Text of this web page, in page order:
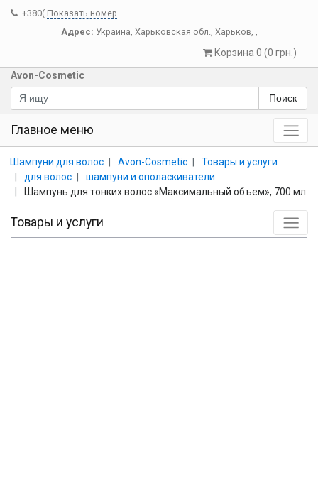
+380( Показать номер
Адрес: Украина, Харьковская обл., Харьков, ,
Корзина 0 (0 грн.)
Avon-Cosmetic
Поиск
Главное меню
Шампуни для волос Avon-Cosmetic
Товары и услуги
для волос
шампуни и ополаскиватели
Шампунь для тонких волос «Максимальный объем», 700 мл
Товары и услуги